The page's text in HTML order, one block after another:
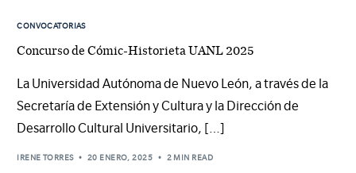
CONVOCATORIAS
Concurso de Cómic-Historieta UANL 2025
La Universidad Autónoma de Nuevo León, a través de la
Secretaría de Extensión y Cultura y la Dirección de
Desarrollo Cultural Universitario, […]
IRENE TORRES 20 ENERO, 2025 2 MIN READ